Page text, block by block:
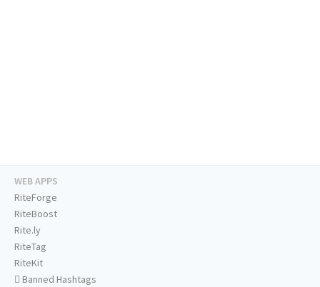
WEB APPS
RiteForge
RiteBoost
Rite.ly
RiteTag
RiteKit
Banned Hashtags